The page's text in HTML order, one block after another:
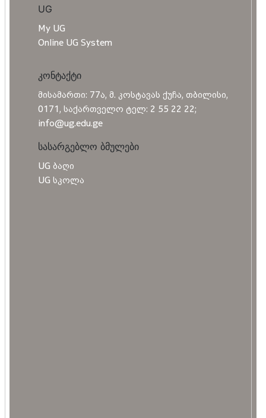
UG
My UG
Online UG System
კონტაქტი
მისამართი: 77ა, მ. კოსტავას ქუჩა, თბილისი,
0171, საქართველო ტელ: 2 55 22 22;
info@ug.edu.ge
სასარგებლო ბმულები
UG ბაღი
UG სკოლა